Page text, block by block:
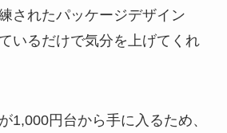
されたパッケージデザイン
いるだけで気分を上げてくれ
1,000円台から手に入るため、